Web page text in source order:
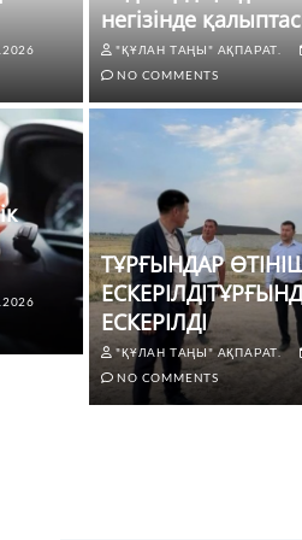
жүргізушілері
NO COMMENTS
негізінде
"ҚҰЛАН ТАҢЫ" АҚПАРАТ.
NO COMMENTS
ТҰРҒЫНДАР
ЕСКЕРІЛДІ
"ҚҰЛАН ТАҢЫ" АҚПАРАТ.
NO COMMENTS